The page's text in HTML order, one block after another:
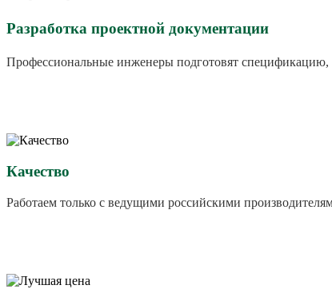
Разработка проектной документации
Профессиональные инженеры подготовят спецификацию,
Качество
Работаем только с ведущими российскими